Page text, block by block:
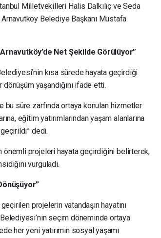
Milletvekilleri Halis Dalkılıç ve Seda
Belediye Başkanı Mustafa
Net Şekilde Görülüyor”
kısa sürede hayata geçirdiği
yaşandığını ifade etti.
bu süre zarfında ortaya konulan hizmetler
eğitim yatırımlarından yaşam alanlarına
dedi.
önemli projeleri hayata geçirdiğini belirterek,
vurguladı.
projelerin vatandaşın hayatını
seçim döneminde ortaya
her yeni yatırımın sosyal yaşamı